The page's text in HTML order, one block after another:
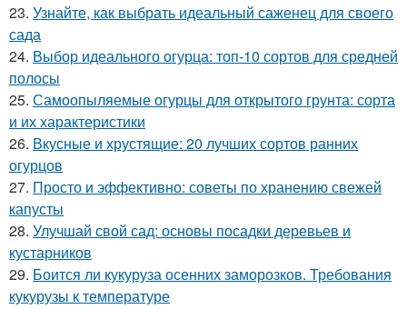
23. Узнайте, как выбрать идеальный саженец для своего
сада
24. Выбор идеального огурца: топ-10 сортов для средней
полосы
25. Самоопыляемые огурцы для открытого грунта: сорта
и их характеристики
26. Вкусные и хрустящие: 20 лучших сортов ранних
огурцов
27. Просто и эффективно: советы по хранению свежей
капусты
28. Улучшай свой сад: основы посадки деревьев и
кустарников
29. Боится ли кукуруза осенних заморозков. Требования
кукурузы к температуре